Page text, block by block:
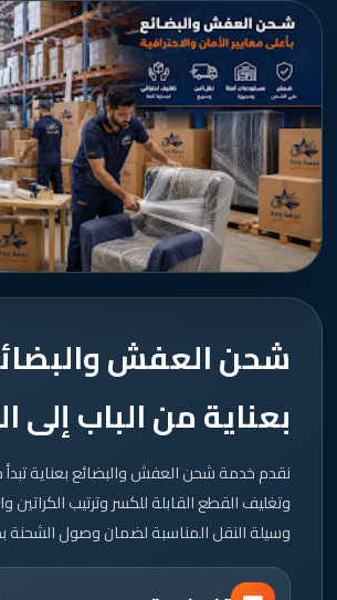
شحن العفش
بعناية من الباب إلى
نقدم خدمة شحن العفش والبضائع بعناية
وتغليف القطع القابلة للكسر وترتيب الكراتين
وسيلة النقل المناسبة لضمان وصول الشحنة